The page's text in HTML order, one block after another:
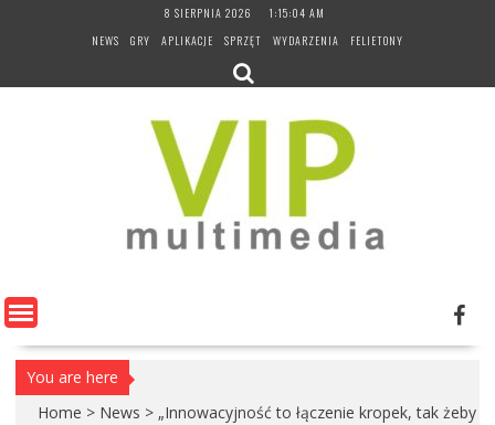
8 SIERPNIA 2026
1:15:05 AM
NEWS
GRY APLIKACJE SPRZĘT WYDARZENIA FELIETONY
You are here
Home > News > „Innowacyjność to łączenie kropek, tak żeby